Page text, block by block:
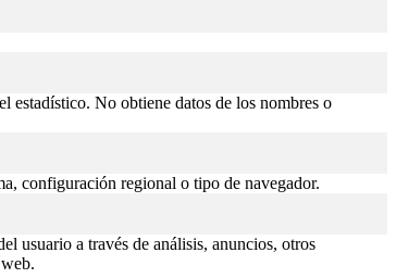
estadístico. No obtiene datos de los nombres o
configuración regional o tipo de navegador.
usuario a través de análisis, anuncios, otros